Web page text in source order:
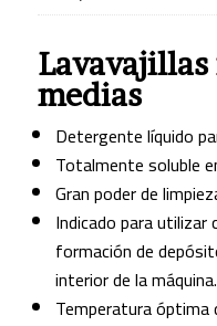
Lavavajillas
medias
Detergente líquido
Totalmente soluble
Gran poder de
Indicado para utilizar
formación de
interior de la máquina.
Temperatura óptima